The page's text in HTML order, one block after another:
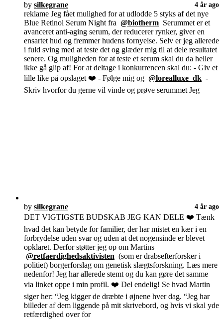
by silkegrane 4 år ago
reklame Jeg fået mulighed for at udlodde 5 styks af det nye
Blue Retinol Serum Night fra @biotherm Serummet er et
avanceret anti-aging serum, der reducerer rynker, giver en
ensartet hud og fremmer hudens fornyelse. Selv er jeg allerede
i fuld sving med at teste det og glæder mig til at dele resultatet
senere. Og muligheden for at teste et serum skal du da heller
ikke gå glip af! For at deltage i konkurrencen skal du: - Giv et
lille like på opslaget ❤️ - Følge mig og @lorealluxe_dk -
Skriv hvorfor du gerne vil vinde og prøve serummet Jeg
by silkegrane 4 år ago
DET VIGTIGSTE BUDSKAB JEG KAN DELE ❤️ Tænk
hvad det kan betyde for familier, der har mistet en kær i en
forbrydelse uden svar og uden at det nogensinde er blevet
opklaret. Derfor støtter jeg op om Martins
@retfaerdighedsaktivisten (som er drabsefterforsker i
politiet) borgerforslag om genetisk slægtsforskning. Læs mere
nedenfor! Jeg har allerede stemt og du kan gøre det samme
via linket oppe i min profil. ❤️ Del endelig! Se hvad Martin
siger her: “Jeg kigger de dræbte i øjnene hver dag. “Jeg har
billeder af dem liggende på mit skrivebord, og hvis vi skal yde
retfærdighed over for